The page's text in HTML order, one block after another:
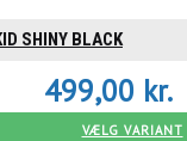
SHINY BLACK
499,00 kr.
VÆLG VARIANT